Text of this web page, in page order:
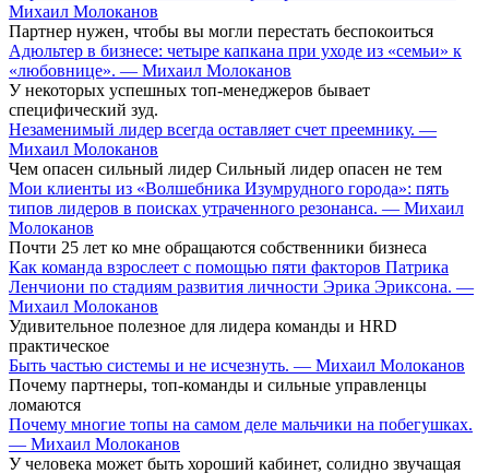
Михаил Молоканов
Партнер нужен, чтобы вы могли перестать беспокоиться
Адюльтер в бизнесе: четыре капкана при уходе из «семьи» к
«любовнице». — Михаил Молоканов
У некоторых успешных топ-менеджеров бывает
специфический зуд.
Незаменимый лидер всегда оставляет счет преемнику. —
Михаил Молоканов
Чем опасен сильный лидер Сильный лидер опасен не тем
Мои клиенты из «Волшебника Изумрудного города»: пять
типов лидеров в поисках утраченного резонанса. — Михаил
Молоканов
Почти 25 лет ко мне обращаются собственники бизнеса
Как команда взрослеет с помощью пяти факторов Патрика
Ленчиони по стадиям развития личности Эрика Эриксона. —
Михаил Молоканов
Удивительное полезное для лидера команды и HRD
практическое
Быть частью системы и не исчезнуть. — Михаил Молоканов
Почему партнеры, топ-команды и сильные управленцы
ломаются
Почему многие топы на самом деле мальчики на побегушках.
— Михаил Молоканов
У человека может быть хороший кабинет, солидно звучащая